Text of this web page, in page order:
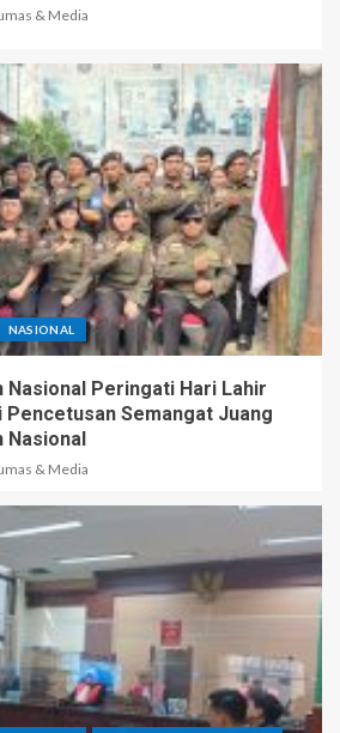
& Media
NASIONAL
Nasional Peringati Hari Lahir
Pencetusan Semangat Juang
Nasional
& Media